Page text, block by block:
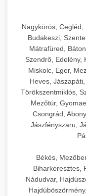
Nagykörös, Cegléd,
Budakeszi,
Mátrafüred,
Szendrő, Edelény,
Miskolc, Eger,
Heves,
Törökszentmiklós,
Mezőtúr,
Csongrád,
Jászfényszaru,
Békés,
Biharkeresztes,
Nádudvar,